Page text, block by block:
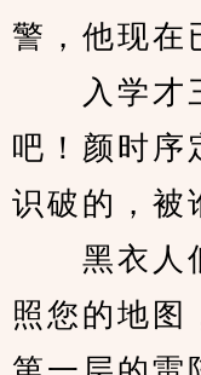
警，他现在
入学才三
吧！颜时序
识破的，被
黑衣人低
照您的地图